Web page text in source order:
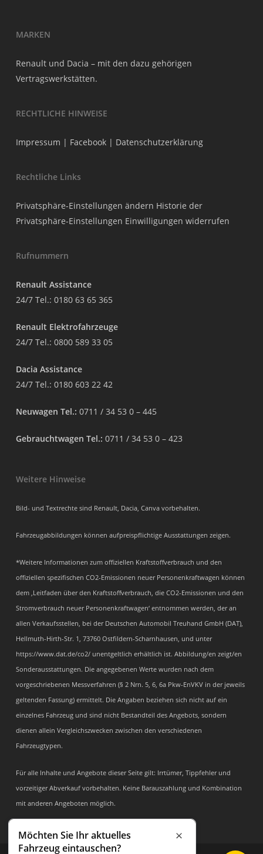
MARKEN
Renault und Dacia – mit den dazu gehörigen
Vertragswerkstätten.
RECHTLICHE HINWEISE
Impressum | Facebook| Datenschutzerklärung
Rechtliche Links
Privatsphäre-Einstellungen ändern Historie der
Privatsphäre-Einstellungen Einwilligungen widerrufen
Rufnummern
Renault Assistance
24/7 Tel.: 0180 63 65 365
Renault Elektrofahrzeuge
24/7 Tel.: 0800 589 33 05
Dacia Assistance
24/7 Tel.: 0180 603 22 42
Neuwagen Tel.: 0711 / 34 53 0 – 445
Gebrauchtwagen Tel.: 0711 / 34 53 0 – 423
Weitere Hinweise
Bild- und Textrechte sind Renault, Dacia, Canva vorbehalten.
Fahrzeugabbildungen können aufpreispflichtige Ausstattungen zeigen.
*Weitere Informationen zum offiziellen Kraftstoffverbrauch und den
offiziellen spezifischen CO2-Emissionen neuer Personenkraftwagen können
dem ‚Leitfaden über den Kraftstoffverbrauch, die CO2-Emissionen und den
Stromverbrauch neuer Personenkraftwagen‘ entnommen werden, der an
allen Verkaufsstellen, bei der Deutschen Automobil Treuhand GmbH (DAT),
Hellmuth-Hirth-Str. 1, 73760 Ostfildern-Scharnhausen, und unter
https://www.dat.de/co2/ unentgeltlich erhältlich ist. Abbildung/en zeigt/en
Sonderausstattungen. Die angegebenen Werte wurden nach dem
vorgeschriebenen Messverfahren (§ 2 Nrn. 5, 6, 6a Pkw-EnVKV in der jeweils
geltenden Fassung) ermittelt. Die Angaben beziehen sich nicht auf ein
einzelnes Fahrzeug und sind nicht Bestandteil des Angebots, sondern
dienen allein Vergleichszwecken zwischen den verschiedenen
Fahrzeugtypen.
Für alle Inhalte und Angebote dieser Seite gilt: Irrtümer, Tippfehler und
vorzeitiger Abverkauf vorbehalten. Keine Barauszahlung und Kombination
mit anderen Angeboten möglich.
Möchten Sie Ihr aktuelles
Fahrzeug eintauschen?
Schließen